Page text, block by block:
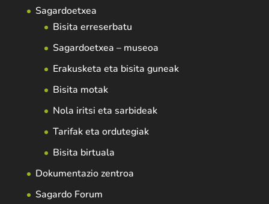
Sagardoetxea
Bisita erreserbatu
Sagardoetxea – museoa
Erakusketa eta bisita guneak
Bisita motak
Nola iritsi eta sarbideak
Tarifak eta ordutegiak
Bisita birtuala
Dokumentazio zentroa
Sagardo Forum